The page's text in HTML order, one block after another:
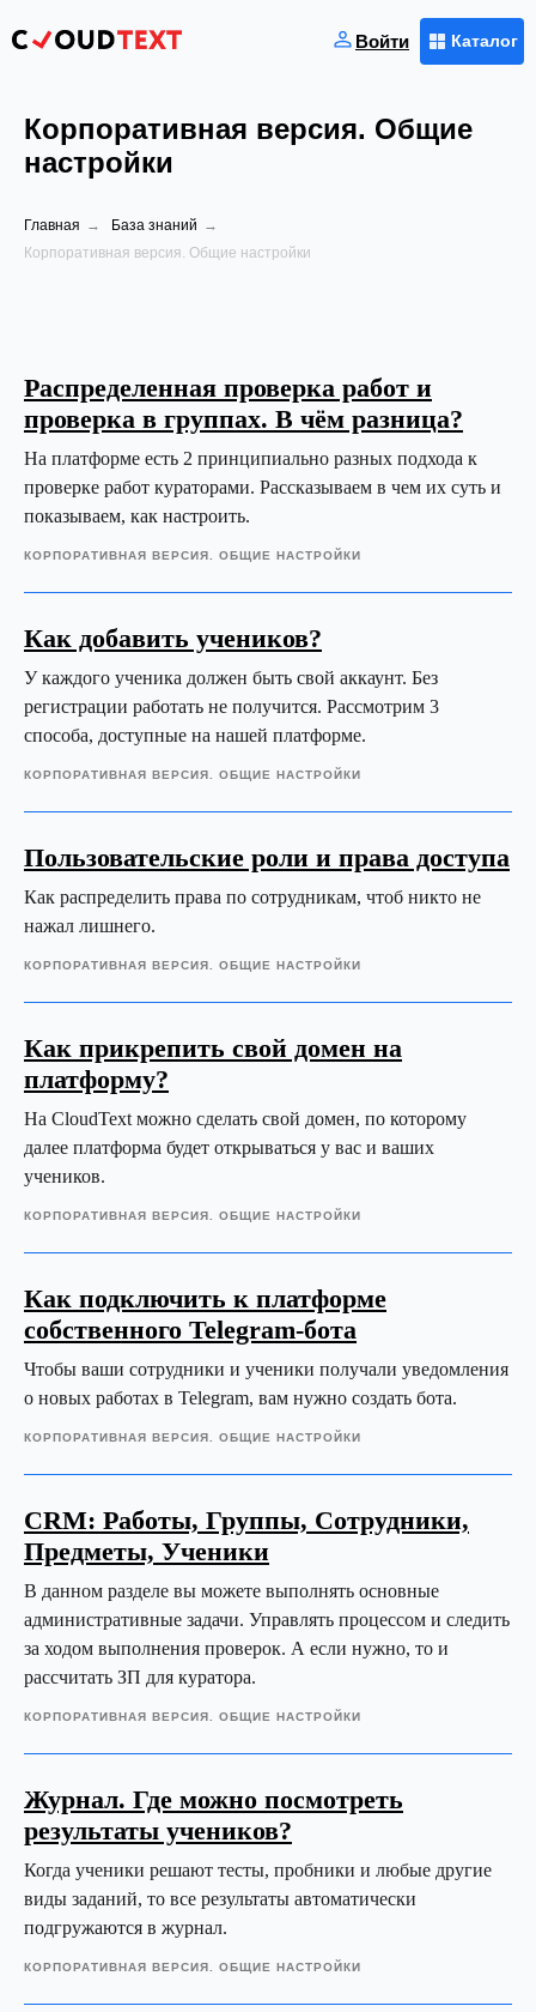
Войти Каталог
Корпоративная версия. Общие
настройки
Главная → База знаний →
Корпоративная версия. Общие настройки
Распределенная проверка работ и
проверка в группах. В чём разница?
На платформе есть 2 принципиально разных подхода к
проверке работ кураторами. Рассказываем в чем их суть и
показываем, как настроить.
КОРПОРАТИВНАЯ ВЕРСИЯ. ОБЩИЕ НАСТРОЙКИ
Как добавить учеников?
У каждого ученика должен быть свой аккаунт. Без
регистрации работать не получится. Рассмотрим 3
способа, доступные на нашей платформе.
КОРПОРАТИВНАЯ ВЕРСИЯ. ОБЩИЕ НАСТРОЙКИ
Пользовательские роли и права доступа
Как распределить права по сотрудникам, чтоб никто не
нажал лишнего.
КОРПОРАТИВНАЯ ВЕРСИЯ. ОБЩИЕ НАСТРОЙКИ
Как прикрепить свой домен на
платформу?
На CloudText можно сделать свой домен, по которому
далее платформа будет открываться у вас и ваших
учеников.
КОРПОРАТИВНАЯ ВЕРСИЯ. ОБЩИЕ НАСТРОЙКИ
Как подключить к платформе
собственного Telegram-бота
Чтобы ваши сотрудники и ученики получали уведомления
о новых работах в Telegram, вам нужно создать бота.
КОРПОРАТИВНАЯ ВЕРСИЯ. ОБЩИЕ НАСТРОЙКИ
CRM: Работы, Группы, Сотрудники,
Предметы, Ученики
В данном разделе вы можете выполнять основные
административные задачи. Управлять процессом и следить
за ходом выполнения проверок. А если нужно, то и
рассчитать ЗП для куратора.
КОРПОРАТИВНАЯ ВЕРСИЯ. ОБЩИЕ НАСТРОЙКИ
Журнал. Где можно посмотреть
результаты учеников?
Когда ученики решают тесты, пробники и любые другие
виды заданий, то все результаты автоматически
подгружаются в журнал.
КОРПОРАТИВНАЯ ВЕРСИЯ. ОБЩИЕ НАСТРОЙКИ